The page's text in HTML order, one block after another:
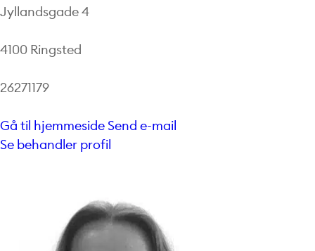
Jyllandsgade 4
4100 Ringsted
26271179
Gå til hjemmesideSend e-mail
Se behandler profil